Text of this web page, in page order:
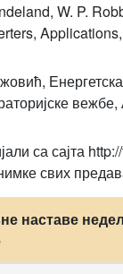
W. P.
са сајта
свих
наставе